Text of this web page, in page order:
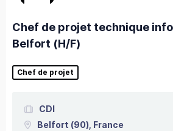
Chef de projet technique
Belfort (H/F)
Chef de projet
CDI
Belfort (90), France